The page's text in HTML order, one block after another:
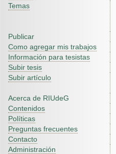
Temas
Publicar
Como agregar mis trabajos
Información para tesistas
Subir tesis
Subir artículo
Acerca de RIUdeG
Contenidos
Políticas
Preguntas frecuentes
Contacto
Administración